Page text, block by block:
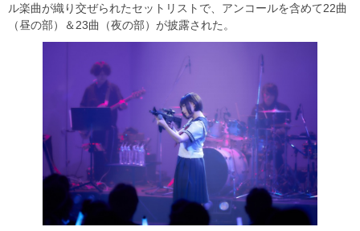
ル楽曲が織り交ぜられたセットリストで、アンコールを含めて22曲
（昼の部）＆23曲（夜の部）が披露された。